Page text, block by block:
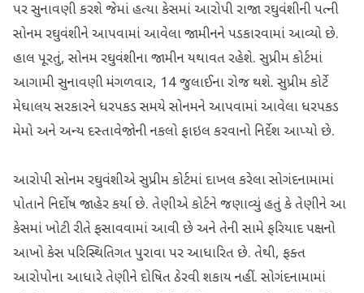
પર સુનાવણી કરશે જેમાં હત્યા કેસમાં આરોપી રાજા રઘુવંશીની પત્ની
સોનમ રઘુવંશીને આપવામાં આવેલા જામીનને પડકારવામાં આવ્યો છે.
હાલ પૂરતું, સોનમ રઘુવંશીના જામીન યથાવત રહેશે. સુપ્રીમ કોર્ટમાં
આગામી સુનાવણી મંગળવાર, 14 જુલાઈના રોજ થશે. સુપ્રીમ કોર્ટે
મેઘાલય સરકારને ધરપકડ સમયે સોનમને આપવામાં આવેલા ધરપકડ
મેમો અને અન્ય દસ્તાવેજોની નકલો ફાઇલ કરવાનો નિર્દેશ આપ્યો છે.
આરોપી સોનમ રઘુવંશીએ સુપ્રીમ કોર્ટમાં દાખલ કરેલા સોગંદનામામાં
પોતાને નિર્દોષ જાહેર કર્યા છે. તેણીએ કોર્ટને જણાવ્યું હતું કે તેણીને આ
કેસમાં ખોટી રીતે ફસાવવામાં આવી છે અને તેની સામે ફરિયાદ પક્ષનો
આખો કેસ પરિસ્થિતિગત પુરાવા પર આધારિત છે. તેથી, ફક્ત
આરોપોના આધારે તેણીને દોષિત ઠેરવી શકાય નહીં. સોગંદનામામાં